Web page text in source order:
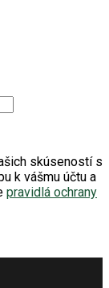
skúseností s
k vášmu účtu a
pravidlá ochrany